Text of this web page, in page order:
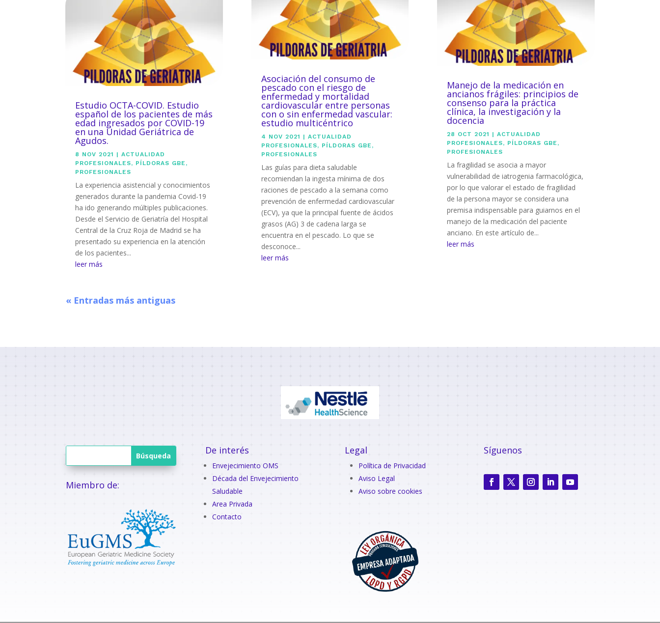
Estudio OCTA-COVID. Estudio
español de los pacientes de más
edad ingresados por COVID-19
en una Unidad Geriátrica de
Agudos.
8 NOV 2021 |ACTUALIDAD
PROFESIONALES, PÍLDORAS GBE ,
PROFESIONALES
La experiencia asistencial y conocimientos
generados durante la pandemia Covid-19
ha ido generando múltiples publicaciones.
Desde el Servicio de Geriatría del Hospital
Central de la Cruz Roja de Madrid se ha
presentado su experiencia en la atención
de los pacientes...
leer más
Asociación del consumo de
pescado con el riesgo de
enfermedad y mortalidad
cardiovascular entre personas
con o sin enfermedad vascular:
estudio multicéntrico
4 NOV 2021 | ACTUALIDAD
PROFESIONALES, PÍLDORAS GBE ,
PROFESIONALES
Las guías para dieta saludable
recomiendan la ingesta mínima de dos
raciones de pescado a la semana como
prevención de enfermedad cardiovascular
(ECV), ya que la principal fuente de ácidos
grasos (AG) 3 de cadena larga se
encuentra en el pescado. Lo que se
desconoce...
leer más
Manejo de la medicación en
ancianos frágiles: principios de
consenso para la práctica
clínica, la investigación y la
docencia
28 OCT 2021 | ACTUALIDAD
PROFESIONALES, PÍLDORAS GBE ,
PROFESIONALES
La fragilidad se asocia a mayor
vulnerabilidad de iatrogenia farmacológica,
por lo que valorar el estado de fragilidad
de la persona mayor se considera una
premisa indispensable para guiarnos en el
manejo de la medicación del paciente
anciano. En este artículo de...
leer más
« Entradas más antiguas
Miembro de:
De interés
Envejecimiento OMS
Década del Envejecimiento
Saludable
Area Privada
Contacto
Legal
Política de Privacidad
Aviso Legal
Aviso sobre cookies
Síguenos